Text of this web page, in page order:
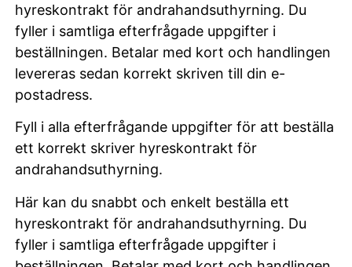
hyreskontrakt för andrahandsuthyrning. Du
fyller i samtliga efterfrågade uppgifter i
beställningen. Betalar med kort och handlingen
levereras sedan korrekt skriven till din e-
postadress.
Fyll i alla efterfrågande uppgifter för att beställa
ett korrekt skriver hyreskontrakt för
andrahandsuthyrning.
Här kan du snabbt och enkelt beställa ett
hyreskontrakt för andrahandsuthyrning. Du
fyller i samtliga efterfrågade uppgifter i